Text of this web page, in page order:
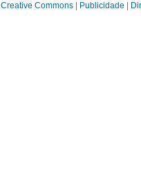
Creative Commons Publicidade